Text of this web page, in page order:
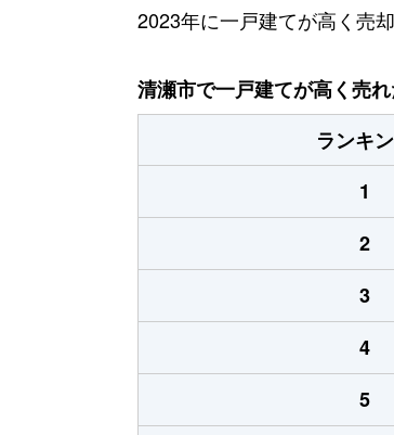
2023年に一戸建てが高く売
清瀬市で一戸建てが高く売れ
ランキ
1
2
3
4
5